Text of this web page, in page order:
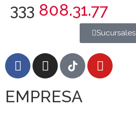
333 808.31.77
Sucursales
EMPRESA